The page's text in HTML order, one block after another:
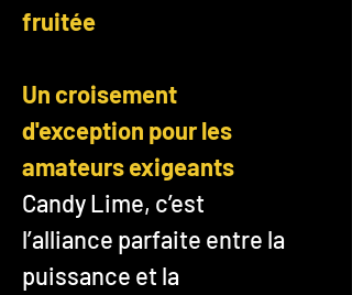
fruitée
Un croisement
d'exception pour les
amateurs exigeants
Candy Lime, c’est
l’alliance parfaite entre la
puissance et la